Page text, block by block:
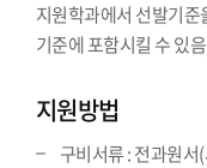
지원학과에서 선발기
기준에 포함시킬 수 있
지원방법
구비서류 : 전과원